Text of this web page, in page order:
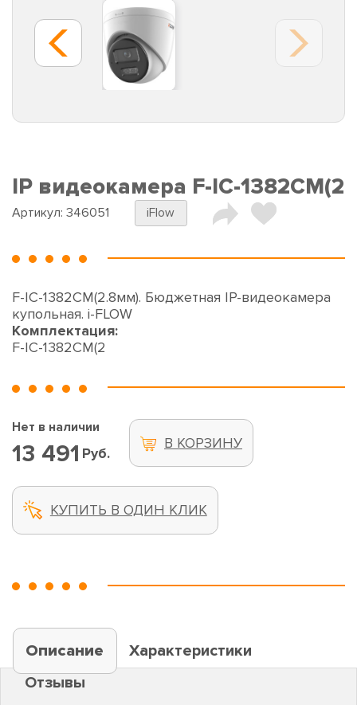
IP видеокамера F-IC-1382CM(2
Артикул: 346051 iFlow
F-IC-1382CM(2.8мм). Бюджетная IP-видеокамера
купольная. i-FLOW
Комплектация:
F-IC-1382CM(2
Нет в наличии
13 491 Руб.
В КОРЗИНУ
КУПИТЬ В ОДИН КЛИК
Описание
Характеристики
Отзывы